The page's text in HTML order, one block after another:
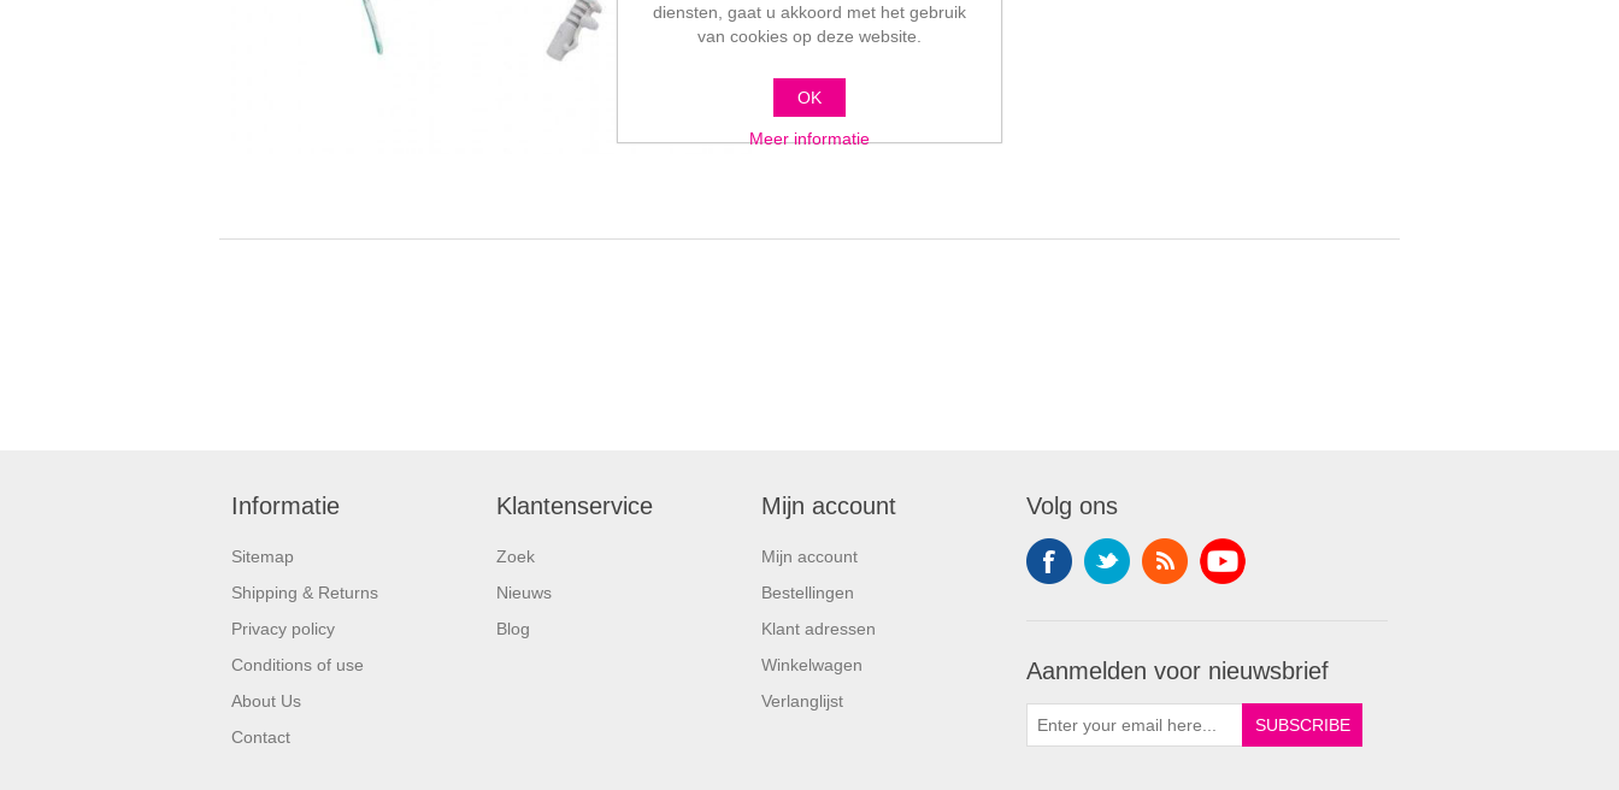
Informatie
Sitemap
Shipping & Returns
Privacy policy
Conditions of use
About Us
Contact
Klantenservice
Zoek
Nieuws
Blog
Mijn account
Mijn account
Bestellingen
Klant adressen
Winkelwagen
Verlanglijst
Volg ons
Aanmelden voor nieuwsbrief
diensten, gaat u akkoord met het gebruik
van cookies op deze website.
OK
Meer informatie